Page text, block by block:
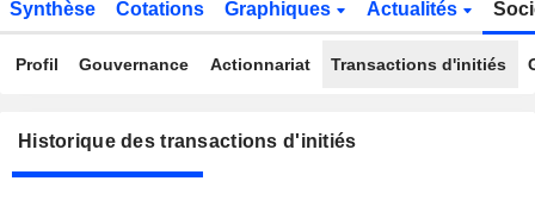
Synthèse Cotations Graphiques Actualités
Profil Gouvernance Actionnariat Transactions d'initiés
Historique des transactions d'initiés